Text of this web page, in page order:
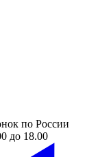
по России
до 18.00